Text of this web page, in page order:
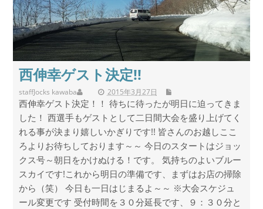
西伸幸ゲスト決定!!
staff 2015年3月27日
Jocks kawaba
西伸幸ゲスト決定！！ 待ちに待ったが明日に迫ってきま
した！ 西選手もゲストとして二日間大会を盛り上げてく
れる事が決まり嬉しいかぎりです!! 皆さんのお越しここ
ろよりお待ちしております～～ 今日のスタートはジョッ
クス号～朝日をかけぬける！です。 気持ちのよいブルー
スカイです!これから明日の準備です、まずはお店の掃除
から（笑） 今日も一日はじまるよ～～ ※大会スケジュ
ール変更です 受付時間を３０分延長です、９：３０分と